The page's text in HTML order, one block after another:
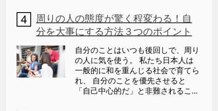
周りの人の態度が驚く程変わる！自
分を大事にする方法３つのポイント
自分のことはいつも後回しで、周り
の人に気を使う。 私たち日本人は
一般的に和を重んじる社会で育てら
れ、 自分のことを優先させると
「自己中心的だ」と非難されるこ...